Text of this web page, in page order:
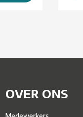
OVER ONS